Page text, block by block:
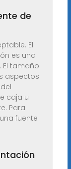
de
El
es una
tamaño
aspectos
caja u
Para
fuente